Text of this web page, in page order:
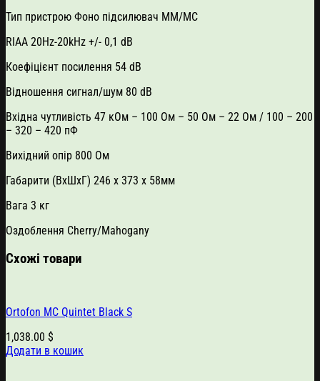
Тип пристрою Фоно підсилювач MM/MC
RIAA 20Hz-20kHz +/- 0,1 dB
Коефіцієнт посилення 54 dB
Відношення сигнал/шум 80 dB
Вхідна чутливість 47 кОм – 100 Ом – 50 Ом – 22 Ом / 100 – 200
– 320 – 420 пФ
Вихідний опір 800 Ом
Габарити (ВхШхГ) 246 x 373 x 58мм
Вага 3 кг
Оздоблення Cherry/Mahogany
Схожі товари
Ortofon MC Quintet Black S
1,038.00 $
Додати в кошик